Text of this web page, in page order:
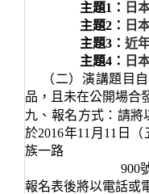
主題1 ： 日
主題2 ： 日
主題3 ： 近
主題4 ： 日
（二）演講題目
品，且未在公開場合
九、報名方式：請將
於2016年11 月11 日
族一路
900號
報名表後將以電話或